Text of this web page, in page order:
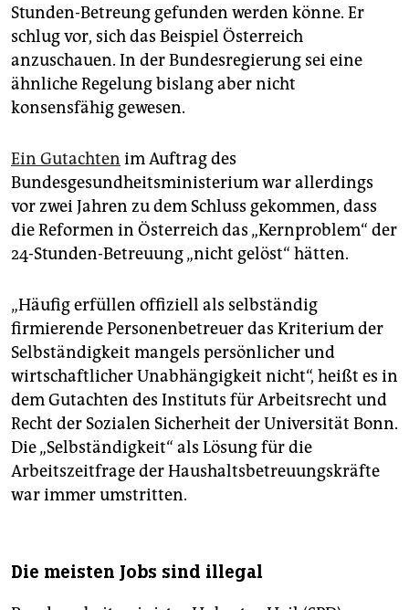
Stunden-Betreung gefunden werden könne. Er
schlug vor, sich das Beispiel Österreich
anzuschauen. In der Bundesregierung sei eine
ähnliche Regelung bislang aber nicht
konsensfähig gewesen.
Ein Gutachten im Auftrag des
Bundesgesundheitsministerium war allerdings
vor zwei Jahren zu dem Schluss gekommen, dass
die Reformen in Österreich das „Kernproblem“ der
24-Stunden-Betreuung „nicht gelöst“ hätten.
„Häufig erfüllen offiziell als selbständig
firmierende Personenbetreuer das Kriterium der
Selbständigkeit mangels persönlicher und
wirtschaftlicher Unabhängigkeit nicht“, heißt es in
dem Gutachten des Instituts für Arbeitsrecht und
Recht der Sozialen Sicherheit der Universität Bonn.
Die „Selbständigkeit“ als Lösung für die
Arbeitszeitfrage der Haushaltsbetreuungskräfte
war immer umstritten.
Die meisten Jobs sind illegal